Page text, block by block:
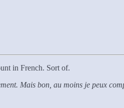
in French. Sort of.
Mais bon, au moins je peux